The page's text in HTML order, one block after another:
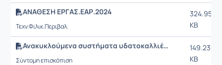
ΑΝΑΘΕΣΗ ΕΡΓΑΣ.ΕΑΡ.2024
Τεχν.Φιλικ.Περιβαλ.
324.95
KB
Ανακυκλούμενα συστήματα υδατοκαλλιέργειας (RAS)
Σύντομη επισκόπιση
149.23
KB